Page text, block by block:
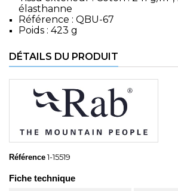
élasthanne
Référence : QBU-67
Poids : 423 g
DÉTAILS DU PRODUIT
Référence 1-15519
Fiche technique